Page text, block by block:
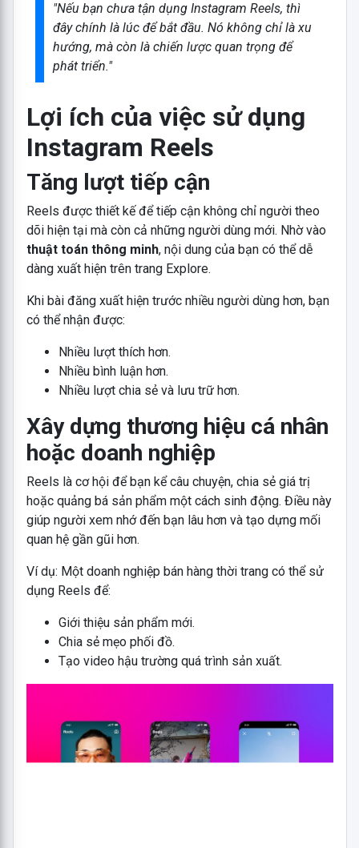
"Nếu bạn chưa tận dụng Instagram Reels, thì
đây chính là lúc để bắt đầu. Nó không chỉ là xu
hướng, mà còn là chiến lược quan trọng để
phát triển."
Lợi ích của việc sử dụng
Instagram Reels
Tăng lượt tiếp cận
Reels được thiết kế để tiếp cận không chỉ người theo
dõi hiện tại mà còn cả những người dùng mới. Nhờ vào
thuật toán thông minh, nội dung của bạn có thể dễ
dàng xuất hiện trên trang Explore.
Khi bài đăng xuất hiện trước nhiều người dùng hơn, bạn
có thể nhận được:
Nhiều lượt thích hơn.
Nhiều bình luận hơn.
Nhiều lượt chia sẻ và lưu trữ hơn.
Xây dựng thương hiệu cá nhân
hoặc doanh nghiệp
Reels là cơ hội để bạn kể câu chuyện, chia sẻ giá trị
hoặc quảng bá sản phẩm một cách sinh động. Điều này
giúp người xem nhớ đến bạn lâu hơn và tạo dựng mối
quan hệ gần gũi hơn.
Ví dụ: Một doanh nghiệp bán hàng thời trang có thể sử
dụng Reels để:
Giới thiệu sản phẩm mới.
Chia sẻ mẹo phối đồ.
Tạo video hậu trường quá trình sản xuất.